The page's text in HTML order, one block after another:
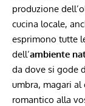
produzione
cucina ⁢locale,
esprimono tutte
dell’ambiente
da dove si gode
‍umbra, magari al
romantico ⁢alla